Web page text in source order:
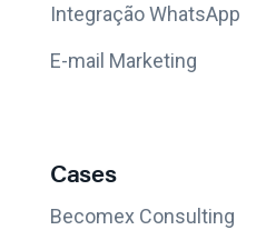
Integração WhatsApp
E-mail Marketing
Cases
Becomex Consulting